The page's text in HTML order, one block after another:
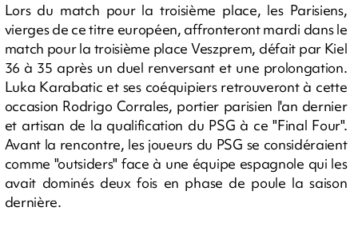
Lors du match pour la troisième place, les Parisiens,
vierges de ce titre européen, affronteront mardi dans le
match pour la troisième place Veszprem, défait par Kiel
36 à 35 après un duel renversant et une prolongation.
Luka Karabatic et ses coéquipiers retrouveront à cette
occasion Rodrigo Corrales, portier parisien l'an dernier
et artisan de la qualification du PSG à ce "Final Four".
Avant la rencontre, les joueurs du PSG se considéraient
comme "outsiders" face à une équipe espagnole qui les
avait dominés deux fois en phase de poule la saison
dernière.